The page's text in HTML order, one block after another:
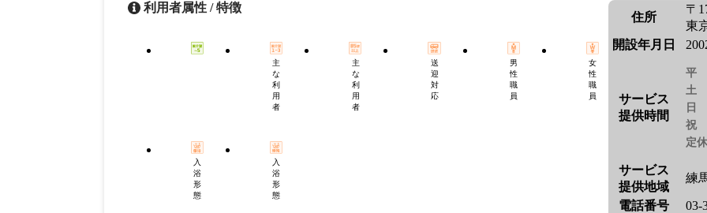
利用者属性 / 特徴
主
な
利
用
者
主
な
利
用
者
送
迎
対
応
男
性
職
員
女
性
職
員
入
浴
形
態
入
浴
形
態
住所
〒
東
開設年月日
サービス
提供時間
平
土
日
祝
定
サービス
提供地域
練
電話番号
03-